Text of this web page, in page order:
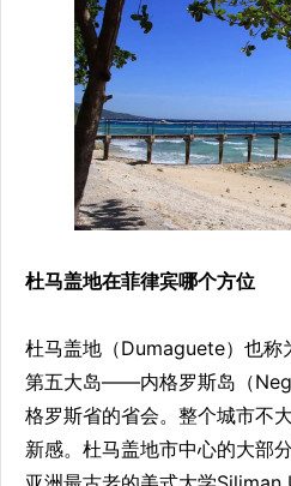
杜马盖地在菲律宾哪个方位
杜马盖地（Dumaguete）也称
第五大岛——内格罗斯岛（
格罗斯省的省会。整个城市不
新感。杜马盖地市中心的大部